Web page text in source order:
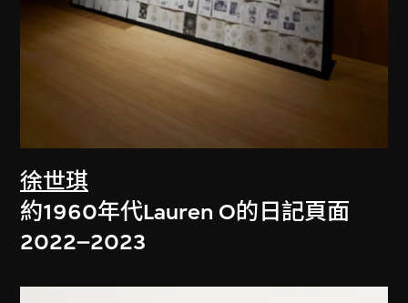
徐世琪
約1960年代Lauren O的日記頁面
2022–2023